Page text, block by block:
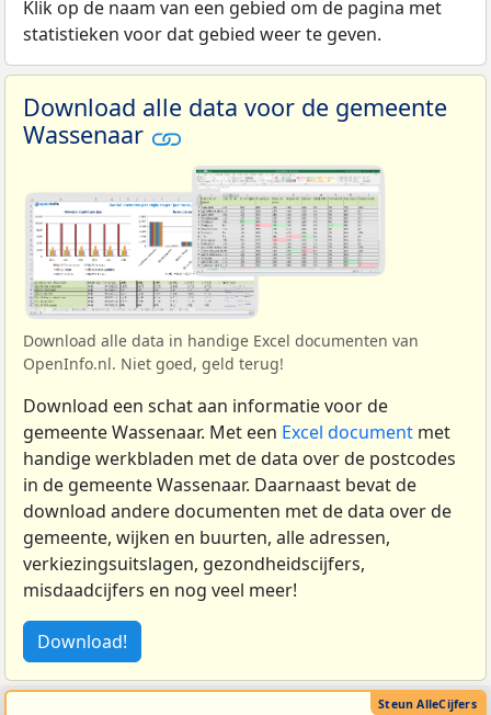
Klik op de naam van een gebied om de pagina met
statistieken voor dat gebied weer te geven.
Download alle data voor de gemeente
Wassenaar
Download alle data in handige Excel documenten van
OpenInfo.nl. Niet goed, geld terug!
Download een schat aan informatie voor de
gemeente Wassenaar. Met een Excel document met
handige werkbladen met de data over de postcodes
in de gemeente Wassenaar. Daarnaast bevat de
download andere documenten met de data over de
gemeente, wijken en buurten, alle adressen,
verkiezingsuitslagen, gezondheidscijfers,
misdaadcijfers en nog veel meer!
Download!